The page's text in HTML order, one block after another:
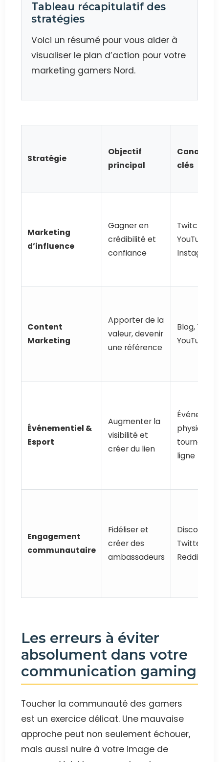
Tableau récapitulatif des
stratégies
Voici un résumé pour vous aider à
visualiser le plan d’action pour votre
marketing gamers Nord.
Stratégie
Objectif
principal
Canaux
clés
Marketing
d’influence
Gagner en
crédibilité et
confiance
Twitch,
YouTube,
Instagram
Content
Marketing
Apporter de la
valeur, devenir
une référence
Blog,
YouTube
Événementiel &
Esport
Augmenter la
visibilité et
créer du lien
physiques,
tournois
ligne
Engagement
communautaire
Fidéliser et
créer des
ambassadeurs
Discord,
Twitter,
Reddit
Les erreurs à éviter
absolument dans votre
communication gaming
Toucher la communauté des gamers
est un exercice délicat. Une mauvaise
approche peut non seulement échouer,
mais aussi nuire à votre image de